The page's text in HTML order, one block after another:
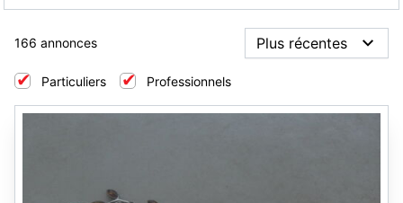
166 annonces
Particuliers Professionnels